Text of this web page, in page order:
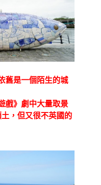
舊是一個陌生的城
戲》劇中大量取景
，但又很不英國的